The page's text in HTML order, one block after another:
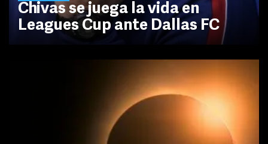
Chivas se juega la vida en
Leagues Cup ante Dallas FC